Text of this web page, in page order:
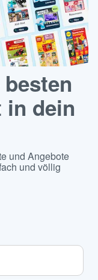
in dein
und Angebote
und völlig